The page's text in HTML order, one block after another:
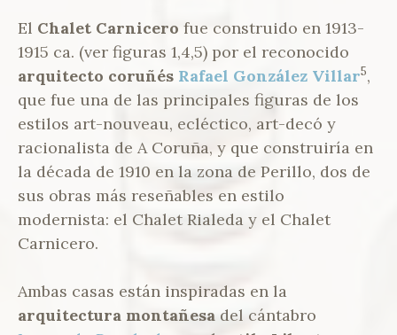
El Chalet Carnicero fue construido en 1913-
1915 ca. (ver figuras 1,4,5) por el reconocido
arquitecto coruñés Rafael González Villar5,
que fue una de las principales figuras de los
estilos art-nouveau, ecléctico, art-decó y
racionalista de A Coruña, y que construiría en
la década de 1910 en la zona de Perillo, dos de
sus obras más reseñables en estilo
modernista: el Chalet Rialeda y el Chalet
Carnicero.
Ambas casas están inspiradas en la
arquitectura montañesa del cántabro